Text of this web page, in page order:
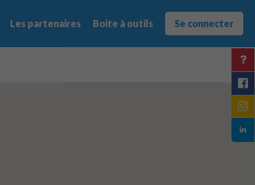
Les partenaires Boite à outils Se connecter